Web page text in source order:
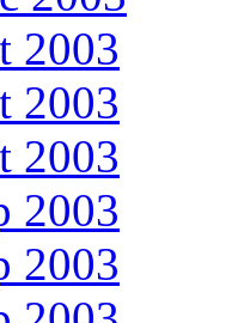
2003
2003
2003
2003
2003